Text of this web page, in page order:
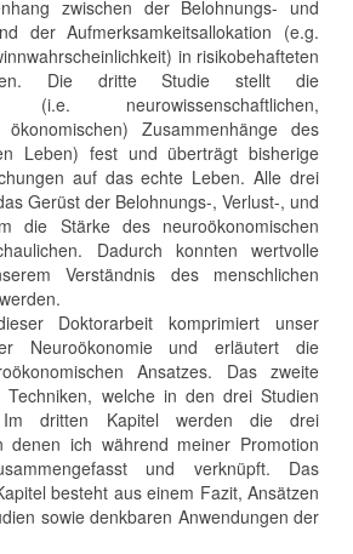
zwischen der Belohnungs- und
der Aufmerksamkeitsallokation (e.g.
in risikobehafteten
Die dritte Studie stellt die
(i.e. neurowissenschaftlichen,
Zusammenhänge des
Leben) fest und überträgt bisherige
auf das echte Leben. Alle drei
Gerüst der Belohnungs-, Verlust-, und
die Stärke des neuroökonomischen
Dadurch konnten wertvolle
Verständnis des menschlichen
Doktorarbeit komprimiert unser
Neuroökonomie und erläutert die
Ansatzes. Das zweite
Techniken, welche in den drei Studien
Im dritten Kapitel werden die drei
denen ich während meiner Promotion
und verknüpft. Das
besteht aus einem Fazit, Ansätzen
sowie denkbaren Anwendungen der